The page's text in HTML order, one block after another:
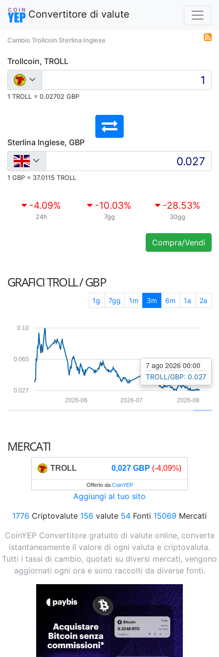
Convertitore di valute
Cambio Trollcoin Sterlina Inglese
Trollcoin, TROLL
1 TROLL = 0.02702 GBP
Sterlina Inglese, GBP
1 GBP = 37.0115 TROLL
-4.09%
24h
-10.03%
7gg
-28.53%
30gg
Compra/Vendi
GRAFICITROLL / GBP
1g 7gg 1m 3m 6m 1a 2a
0.027
0.065
0.10
2026-08
2026-07
2026-06
7 ago 2026 00:00
TROLL/GBP: 0.027
MERCATI
TROLL 0,027 GBP (-4,09%)
Offerto da CoinYEP
Aggiungi al tuo sito
1776 Criptovalute 156 valute 54 Fonti 15069 Mercati
CoinYEP Convertitore gratuito di valute online, converte
istantaneamente il valore di ogni valuta e criptovaluta.
Tutti i tassi di cambio, quotati su diversi mercati, vengono
aggiornati ogni ora e sono raccolti da diverse fonti.